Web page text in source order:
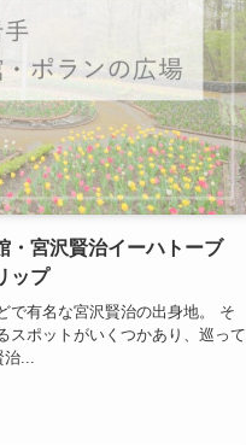
・宮沢賢治イーハトーブ
ップ
で有名な宮沢賢治の出身地。 そ
スポットがいくつかあり、巡って
...